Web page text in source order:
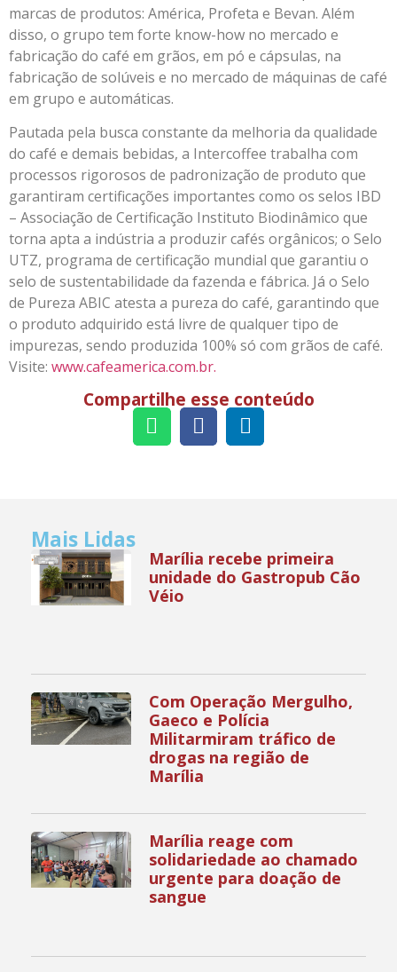
marcas de produtos: América, Profeta e Bevan. Além
disso, o grupo tem forte know-how no mercado e
fabricação do café em grãos, em pó e cápsulas, na
fabricação de solúveis e no mercado de máquinas de café
em grupo e automáticas.
Pautada pela busca constante da melhoria da qualidade
do café e demais bebidas, a Intercoffee trabalha com
processos rigorosos de padronização de produto que
garantiram certificações importantes como os selos IBD
– Associação de Certificação Instituto Biodinâmico que
torna apta a indústria a produzir cafés orgânicos; o Selo
UTZ, programa de certificação mundial que garantiu o
selo de sustentabilidade da fazenda e fábrica. Já o Selo
de Pureza ABIC atesta a pureza do café, garantindo que
o produto adquirido está livre de qualquer tipo de
impurezas, sendo produzida 100% só com grãos de café.
Visite: www.cafeamerica.com.br.
Compartilhe esse conteúdo
Mais Lidas
Marília recebe primeira
unidade do Gastropub Cão
Véio
Com Operação Mergulho,
Gaeco e Polícia
Militarmiram tráfico de
drogas na região de
Marília
Marília reage com
solidariedade ao chamado
urgente para doação de
sangue